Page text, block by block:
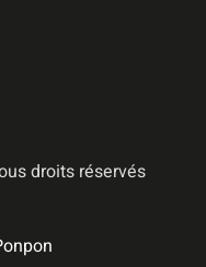
droits réservés